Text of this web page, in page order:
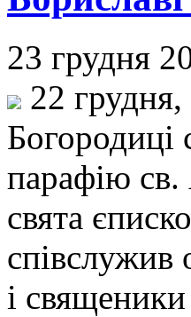
23 грудня
22
Богородиці
парафію
свята
співслужив
і